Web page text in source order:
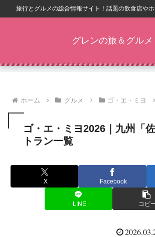
旅行とグルメの総合情報サイト！話題の飲食店やホ
グレンの旅＆グルメ
ホーム グルメ ゴ・エ・ミヨ
ゴ・エ・ミヨ2026｜九州「
トラン一覧
X Facebook
LINE コピ